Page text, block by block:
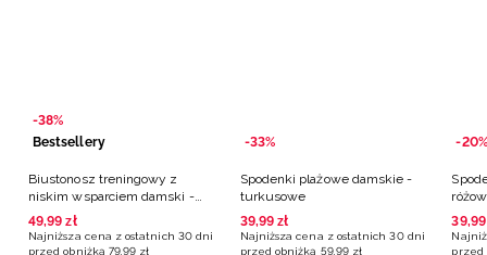
-38%
Bestsellery
Biustonosz treningowy z
niskim wsparciem damski -
czarny
49,99 zł
Najniższa cena z ostatnich 30 dni
przed obniżką 79,99 zł
-33%
Spodenki plażowe damskie -
turkusowe
39,99 zł
Najniższa cena z ostatnich 30 dni
przed obniżką 59,99 zł
-20%
39,99
przed